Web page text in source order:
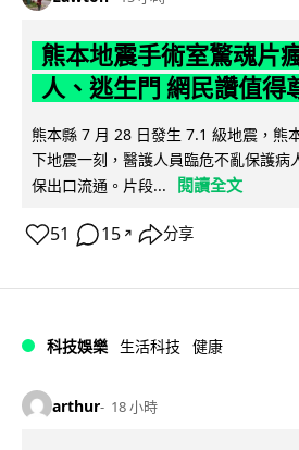
熊本地震手術室驚魂片
人、逃生門 網民讚值得
熊本縣 7 月 28 日發生 7.1 級地震，熊
下地震一刻，醫護人員臨危不亂保護病
保出口流通。片段...
閱讀全文
51 15 ↗ 分享
科技娛樂 生活科技 健康
arthur 18 小時